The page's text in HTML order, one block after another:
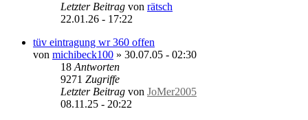
Letzter Beitrag von rätsch
22.01.26 - 17:22
tüv eintragung wr 360 offen
von michibeck100 » 30.07.05 - 02:30
18 Antworten
9271 Zugriffe
Letzter Beitrag von JoMer2005
08.11.25 - 20:22